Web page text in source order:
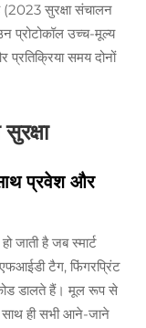
सुरक्षा संचालन
प्रोटोकॉल उच्च-मूल्य
समय दोनों
प्रवेश और
जाती है जब स्मार्ट
टैग, फिंगरप्रिंट
डालते हैं। मूल रूप से
साथ ही सभी आने-जाने